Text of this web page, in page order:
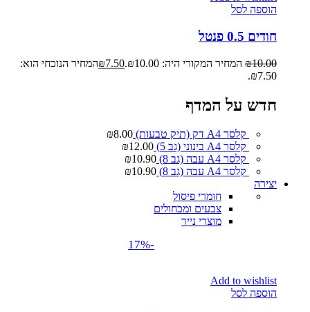
הוספה לסל
חודים 0.5 פנטל
₪10.00 המחיר המקורי היה: ₪10.00. ₪7.50
המחיר הנוכחי הוא:
₪7.50.
חדש על המדף
קלסר A4 דק (תיק טבעות) ₪8.00
קלסר A4 בינוני (גב 5)
₪12.00
קלסר A4 עבה (גב 8)
₪10.90
קלסר A4 עבה (גב 8)
₪10.90
יצירה
חומרי פיסול
צבעים ומכחולים
מוצרי נייר
-17%
Add to wishlist
הוספה לסל